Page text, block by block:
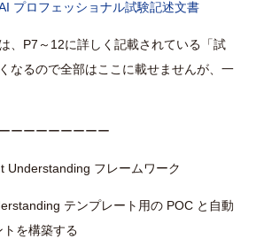
プロフェッショナル試験記述文書
、P7～12に詳しく記載されている「試
なるので全部はここに載せませんが、一
ーーーーーーーー
Understanding フレームワーク
テンプレート用の POC と自動
を構築する